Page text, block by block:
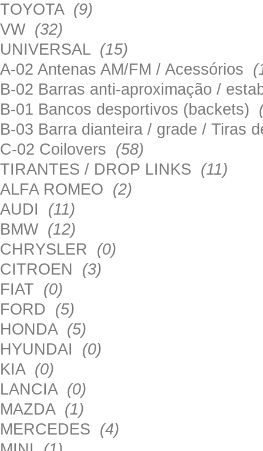
TOYOTA (9)
VW (32)
UNIVERSAL (15)
A-02 Antenas AM/FM / Acessórios
B-02 Barras anti-aproximação /
B-01 Bancos desportivos (backets)
B-03 Barra dianteira / grade / Tiras
C-02 Coilovers (58)
TIRANTES / DROP LINKS (11)
ALFA ROMEO (2)
AUDI (11)
BMW (12)
CHRYSLER (0)
CITROEN (3)
FIAT (0)
FORD (5)
HONDA (5)
HYUNDAI (0)
KIA (0)
LANCIA (0)
MAZDA (1)
MERCEDES (4)